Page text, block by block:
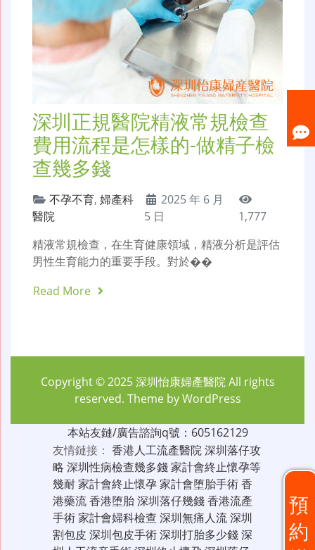
深圳正規醫院精液常規檢查
費用流程是怎樣的-做精子檢
查幾多錢
不孕不育, 婦產科
醫院
2025 年 6 月
5 日
1,777
精液常規檢查，在生育健康領域，精液分析是評估
男性生育能力的重要手段。對於��
Read More
預
約
Copyright © 2025深圳怡康婦產醫院All rights
reserved. Theme byWordPress
本站友鏈/廣告諮詢q號：605162129
友情鏈接： 香港人工流產醫院深圳落仔攻
略 深圳性病檢查幾多錢家計會終止懷孕等
幾耐家計會終止懷孕家計會堕胎手術香
港藥流香港堕胎深圳落仔幾錢香港流產
手術家計會婦科檢查 深圳無痛人流深圳
割包皮 深圳包皮手術深圳打胎多少錢深